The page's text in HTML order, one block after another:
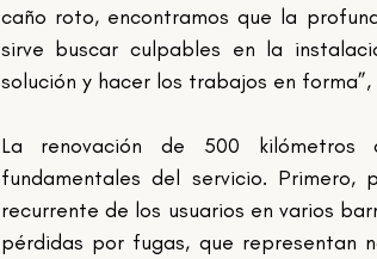
caño roto, encontramos que la
sirve buscar culpables en la
solución y hacer los trabajos en
La renovación de 500
fundamentales del servicio.
recurrente de los usuarios en varios
pérdidas por fugas, que representan